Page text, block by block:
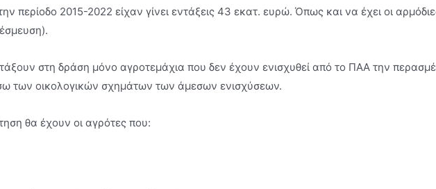
περίοδο 2015-2022 είχαν γίνει εντάξεις 43 εκατ. ευρώ. Όπως και να έχει οι
στη δράση µόνο αγροτεµάχια που δεν έχουν ενισχυθεί από το ΠΑΑ την
των οικολογικών σχηµάτων των άµεσων ενισχύσεων.
θα έχουν οι αγρότες που: